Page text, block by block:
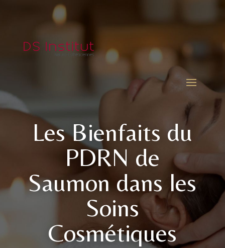
Les Bienfaits du
PDRN de
Saumon dans les
Soins
Cosmétiques